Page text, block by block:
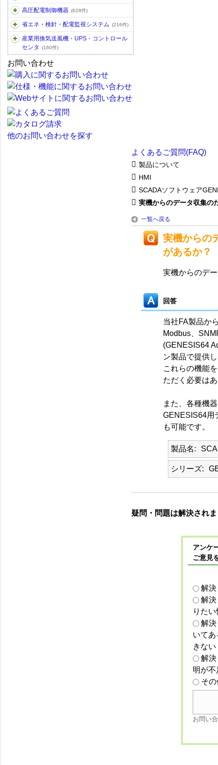
高圧配電制御機器 (628件)
省エネ・検針・配電監視システム (216件)
産業用換気送風機・UPS・コントロール
センタ
(160件)
お問い合わせ
他のお問い合わせを探す
よくあるご質問(FAQ)
製品について
HMI
SCADAソフトウェア
実機からのデータ収集の
一覧へ戻る
実機からの
があるか？
実機からのデ
回答
当社FA製品か
Modbus、
(GENESIS64
ン製品で提供
これらの機能
ただく必要は
また、各種機
GENESIS64用
も可能です。
製品名
シリーズ
疑問・問題は解決され
アンケ
ご意見
解
解
りた
解
いて
きない
解
明が
そ
お問い